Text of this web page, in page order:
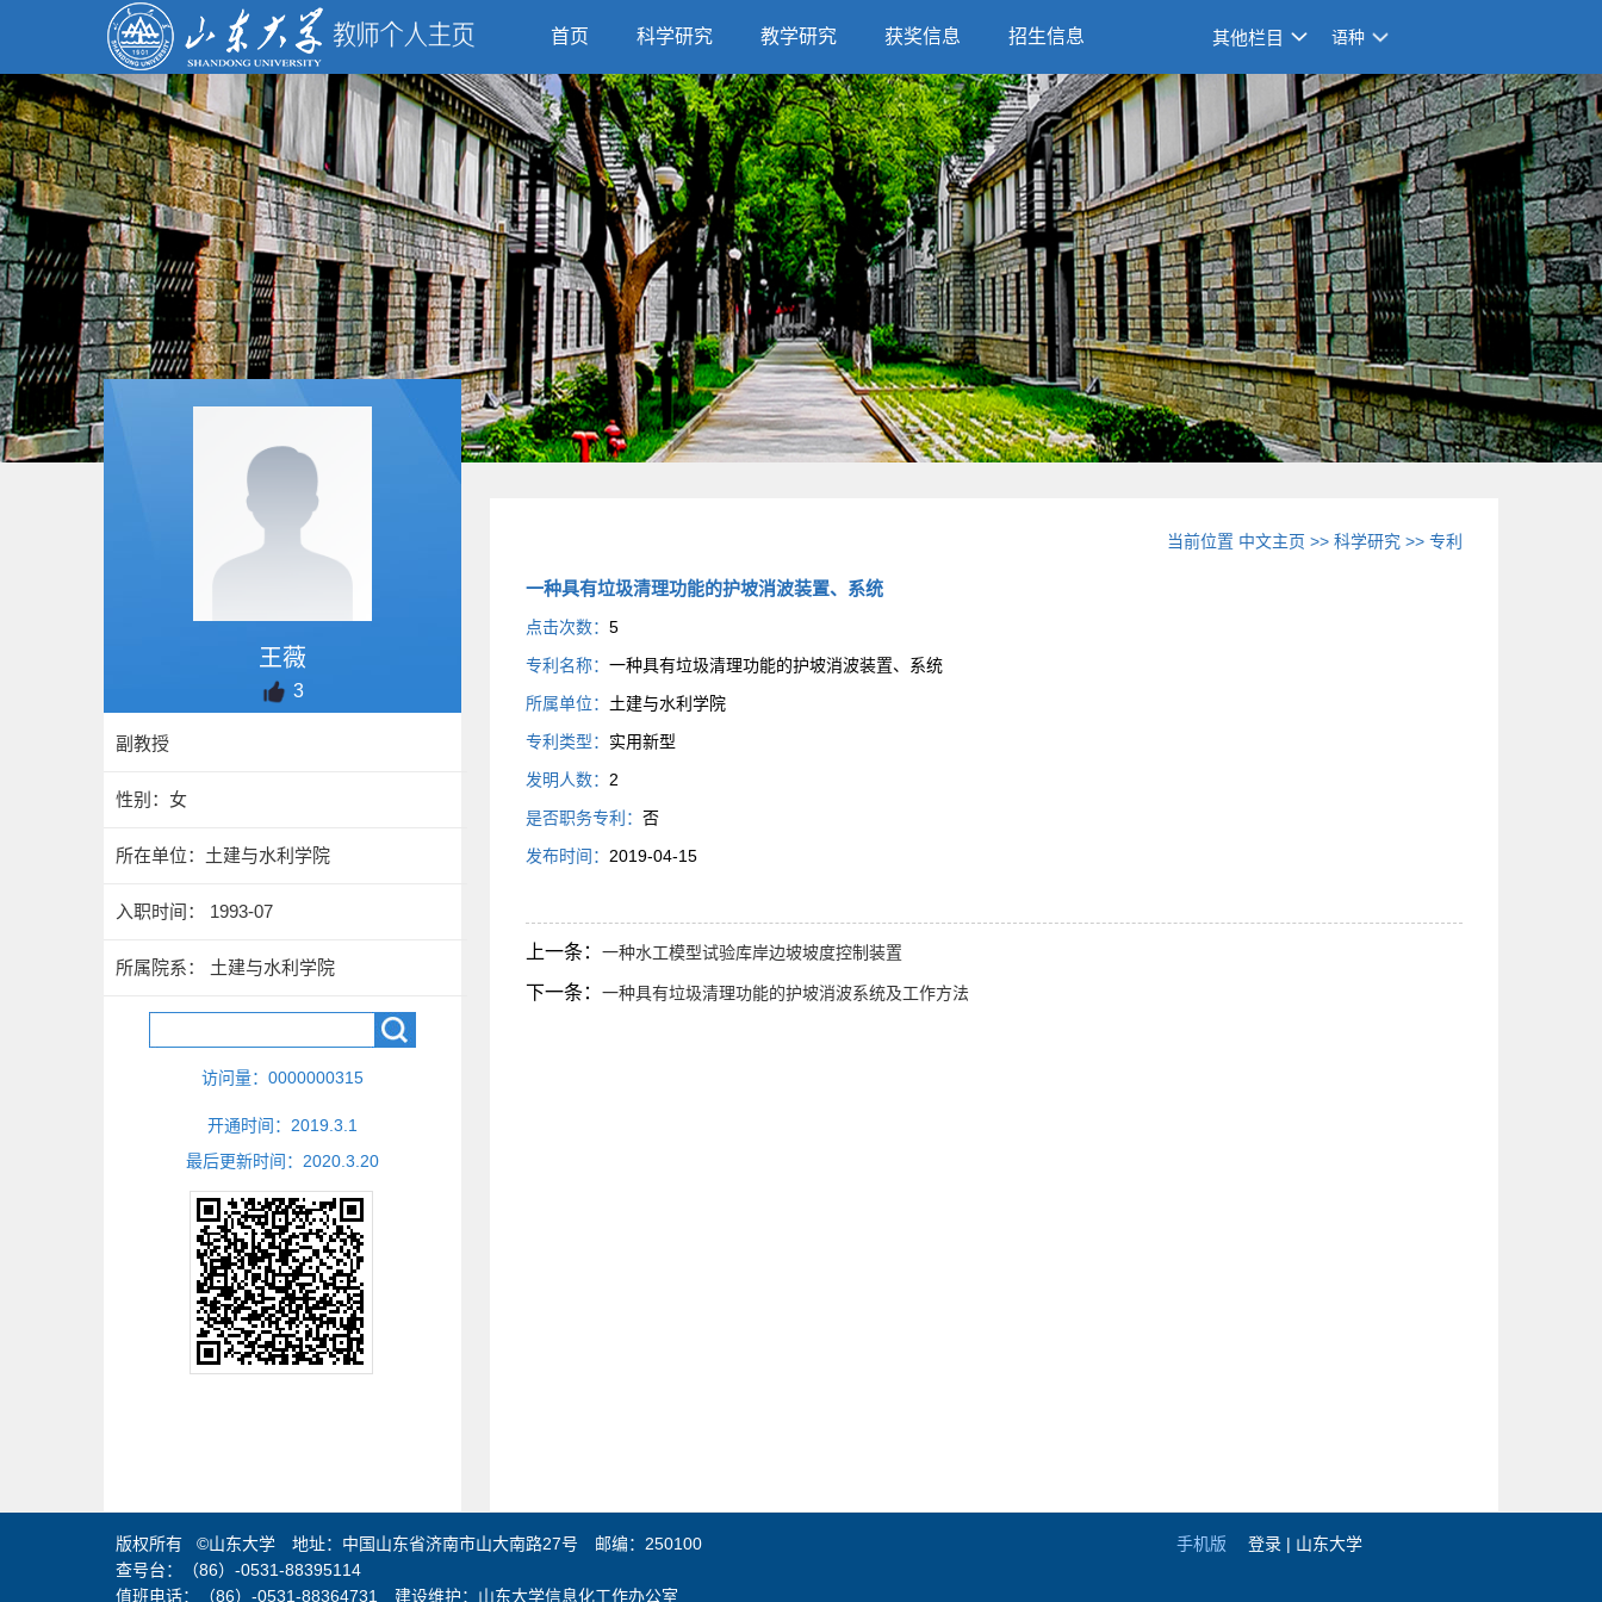
首页 科学研究 教学研究 获奖信息 招生信息 其他栏目 语种
王薇
3
副教授
性别：女
所在单位：土建与水利学院
入职时间： 1993-07
所属院系： 土建与水利学院
访问量： 0000000315
开通时间： 2019 3 1
最后更新时间： 2020 3 20
当前位置 中文主页 >>科学研究 >>专利
一种具有垃圾清理功能的护坡消波装置、系统
点击次数： 5
专利名称： 一种具有垃圾清理功能的护坡消波装置、系统
所属单位： 土建与水利学院
专利类型： 实用新型
发明人数： 2
是否职务专利： 否
发布时间： 2019-04-15
上一条： 一种水工模型试验库岸边坡坡度控制装置
下一条： 一种具有垃圾清理功能的护坡消波系统及工作方法
版权所有 ©山东大学 地址：中国山东省济南市山大南路27号 邮编：250100
查号台：（86）-0531-88395114
值班电话：（86）-0531-88364731 建设维护：山东大学信息化工作办公室
手机版 登录 | 山东大学